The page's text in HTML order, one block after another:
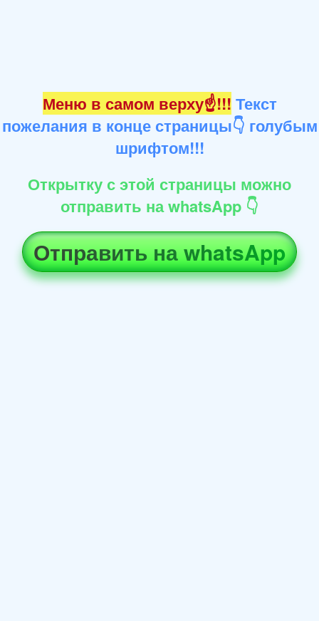
Меню в самом верху☝!!! Текст
пожелания в конце страницы👇 голубым
шрифтом!!!
Открытку с этой страницы можно
отправить на whatsApp 👇
Отправить на whatsApp